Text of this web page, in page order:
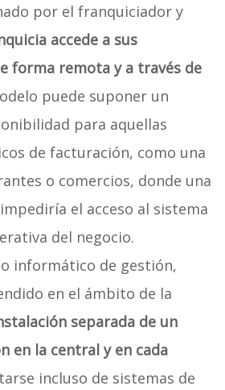
por el franquiciador y
accede a sus
forma remota y a través de
puede suponer un
para aquellas
de facturación, como una
o comercios, donde una
el acceso al sistema
del negocio.
informático de gestión,
en el ámbito de la
separada de un
en la central y en cada
incluso de sistemas de